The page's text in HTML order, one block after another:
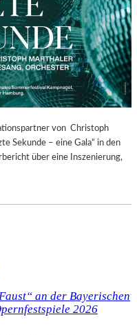
H
L
E
N
“
–
A
U
S
S
T
R
I
von Christoph
Sekunde – eine Gala“ in den
über eine Inszenierung,
an der Bayerischen
2026